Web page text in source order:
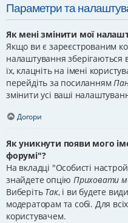
Параметри та
Як мені змінити мої
Якщо ви є зареєстрованим
налаштування зберігаються
їх, клацніть на імені
перейдіть за посиланням
змінити усі ваші
Догори
Як уникнути появи мого
форумі"?
На вкладці "Особисті
знайдете опціюПриховати
Виберіть Так, і ви будете
модераторам та собі. Для
користувачем.